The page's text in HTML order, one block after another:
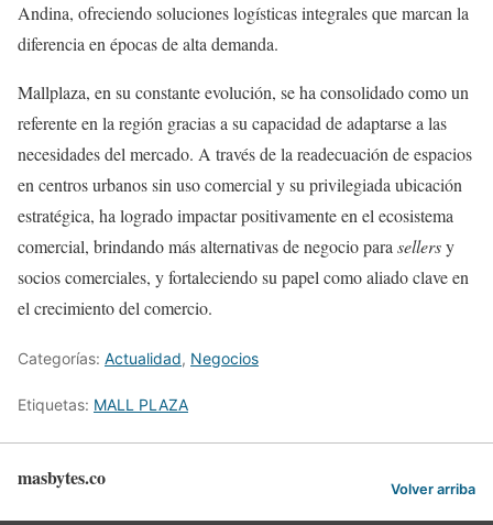
Andina, ofreciendo soluciones logísticas integrales que marcan la
diferencia en épocas de alta demanda.
Mallplaza, en su constante evolución, se ha consolidado como un
referente en la región gracias a su capacidad de adaptarse a las
necesidades del mercado. A través de la readecuación de espacios
en centros urbanos sin uso comercial y su privilegiada ubicación
estratégica, ha logrado impactar positivamente en el ecosistema
comercial, brindando más alternativas de negocio parasellersy
socios comerciales, y fortaleciendo su papel como aliado clave en
el crecimiento del comercio.
Categorías: Actualidad, Negocios
Etiquetas: MALL PLAZA
masbytes.co Volver arriba